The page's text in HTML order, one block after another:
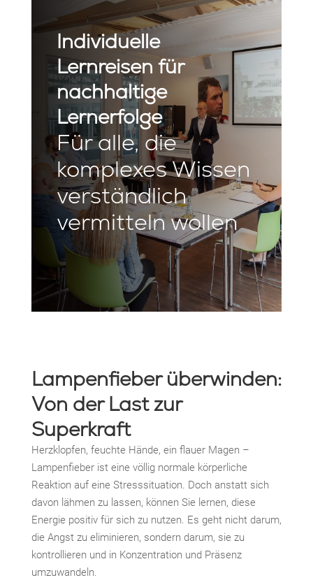
Individuelle
Lernreisen für
nachhaltige
Lernerfolge
Für alle, die
komplexes Wissen
verständlich
vermitteln wollen
Lampenfieber überwinden:
Von der Last zur
Superkraft
Herzklopfen, feuchte Hände, ein flauer Magen –
Lampenfieber ist eine völlig normale körperliche
Reaktion auf eine Stresssituation. Doch anstatt sich
davon lähmen zu lassen, können Sie lernen, diese
Energie positiv für sich zu nutzen. Es geht nicht darum,
die Angst zu eliminieren, sondern darum, sie zu
kontrollieren und in Konzentration und Präsenz
umzuwandeln.